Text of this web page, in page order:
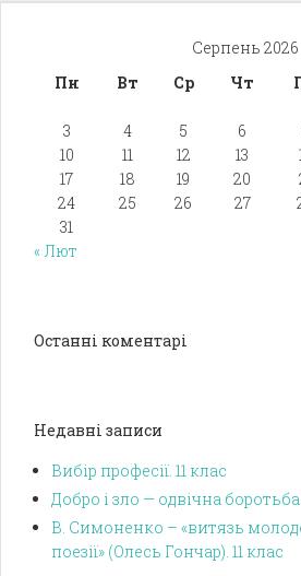
Серпень 2026
Пн
Вт Ср Чт
3
4 5 6
10
11 12 13
17
18 19 20
24
25 26 27
31
« Лют
Останні коментарі
Недавні записи
Вибір професії. 11 клас
Добро і зло — одвічна боротьба.
В. Симоненко – «витязь
поезії» (Олесь Гончар). 11 клас